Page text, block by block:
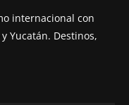
internacional con
Yucatán. Destinos,